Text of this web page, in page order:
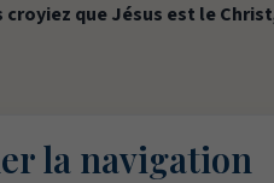
que Jésus est le
la navigation